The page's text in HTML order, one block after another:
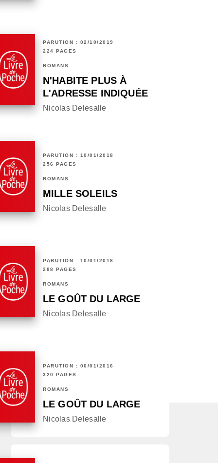
PARUTION : 02/10/2019
224 PAGES
ROMANS
N'HABITE PLUS À
L'ADRESSE INDIQUÉE
Nicolas Delesalle
PARUTION : 10/01/2018
256 PAGES
ROMANS
MILLE SOLEILS
Nicolas Delesalle
PARUTION : 10/01/2018
288 PAGES
ROMANS
LE GOÛT DU LARGE
Nicolas Delesalle
PARUTION : 06/01/2016
320 PAGES
ROMANS
LE GOÛT DU LARGE
Nicolas Delesalle